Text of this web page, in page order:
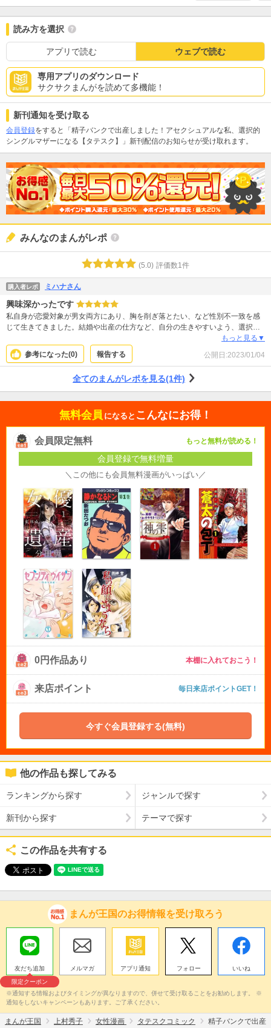
読み方を選択
アプリで読む ウェブで読む
専用アプリのダウンロード
サクサクまんがを読めて多機能！
新刊通知を受け取る
会員登録をすると「精子バンクで出産しました！アセクシュアルな私、選択的
シングルマザーになる【タテスク】」新刊配信のお知らせが受け取れます。
みんなのまんがレポ
(5.0) 評価数1件
購入者レポ ミハナさん
興味深かったです
私自身が恋愛対象が男女両方にあり、胸を削ぎ落とたい、など性別不一致を感
じて生きてきました。結婚や出産の仕方など、自分の生きやすいよう、選択肢
が多様化しつつあるのは凄く良い事だと思います。発信してくださる方がい
て、狭い狭いと感じていた日本も少しずつ変わっていくのだと安心しました。
もっと見る▼
参考になった(0) 報告する 公開日:2023/01/04
全てのまんがレポを見る(1件)
無料会員 になると こんなにお得！
会員限定無料 もっと無料が読める！
会員登録で無料増量
＼この他にも会員無料漫画がいっぱい／
0円作品あり 本棚に入れておこう！
来店ポイント 毎日来店ポイントGET！
今すぐ会員登録する(無料)
他の作品も探してみる
ランキングから探す ジャンルで探す
新刊から探す テーマで探す
この作品を共有する
まんが王国のお得情報を受け取ろう
友だち追加
限定クーポン
メルマガ アプリ通知 フォロー いいね
※通知する情報およびタイミングが異なりますので、併せて受け取ることをお勧めします。 ※
通知をしないキャンペーンもあります。ご了承ください。
まんが王国 上村秀子 女性漫画 タテスクコミック 精子バンクで出産